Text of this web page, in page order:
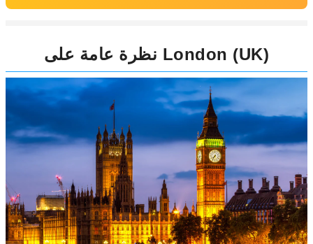
نظرة عامة على London (UK)